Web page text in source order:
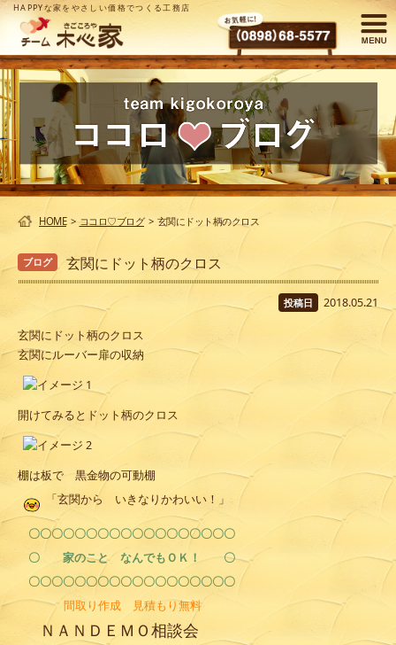
HAPPYな家をやさしい価格でつくる工務店
HOME > ココロ♡ブログ > 玄関にドット柄のクロス
ブログ 玄関にドット柄のクロス
投稿日 2018.05.21
玄関にドット柄のクロス
玄関にルーバー扉の収納
開けてみるとドット柄のクロス
棚は板で 黒金物の可動棚
「玄関から いきなりかわいい！」
〇〇〇〇〇〇〇〇〇〇〇〇〇〇〇〇〇〇
〇 家のこと なんでもＯＫ！ 〇
〇〇〇〇〇〇〇〇〇〇〇〇〇〇〇〇〇〇
間取り作成 見積もり無料
ＮＡＮＤＥＭＯ相談会